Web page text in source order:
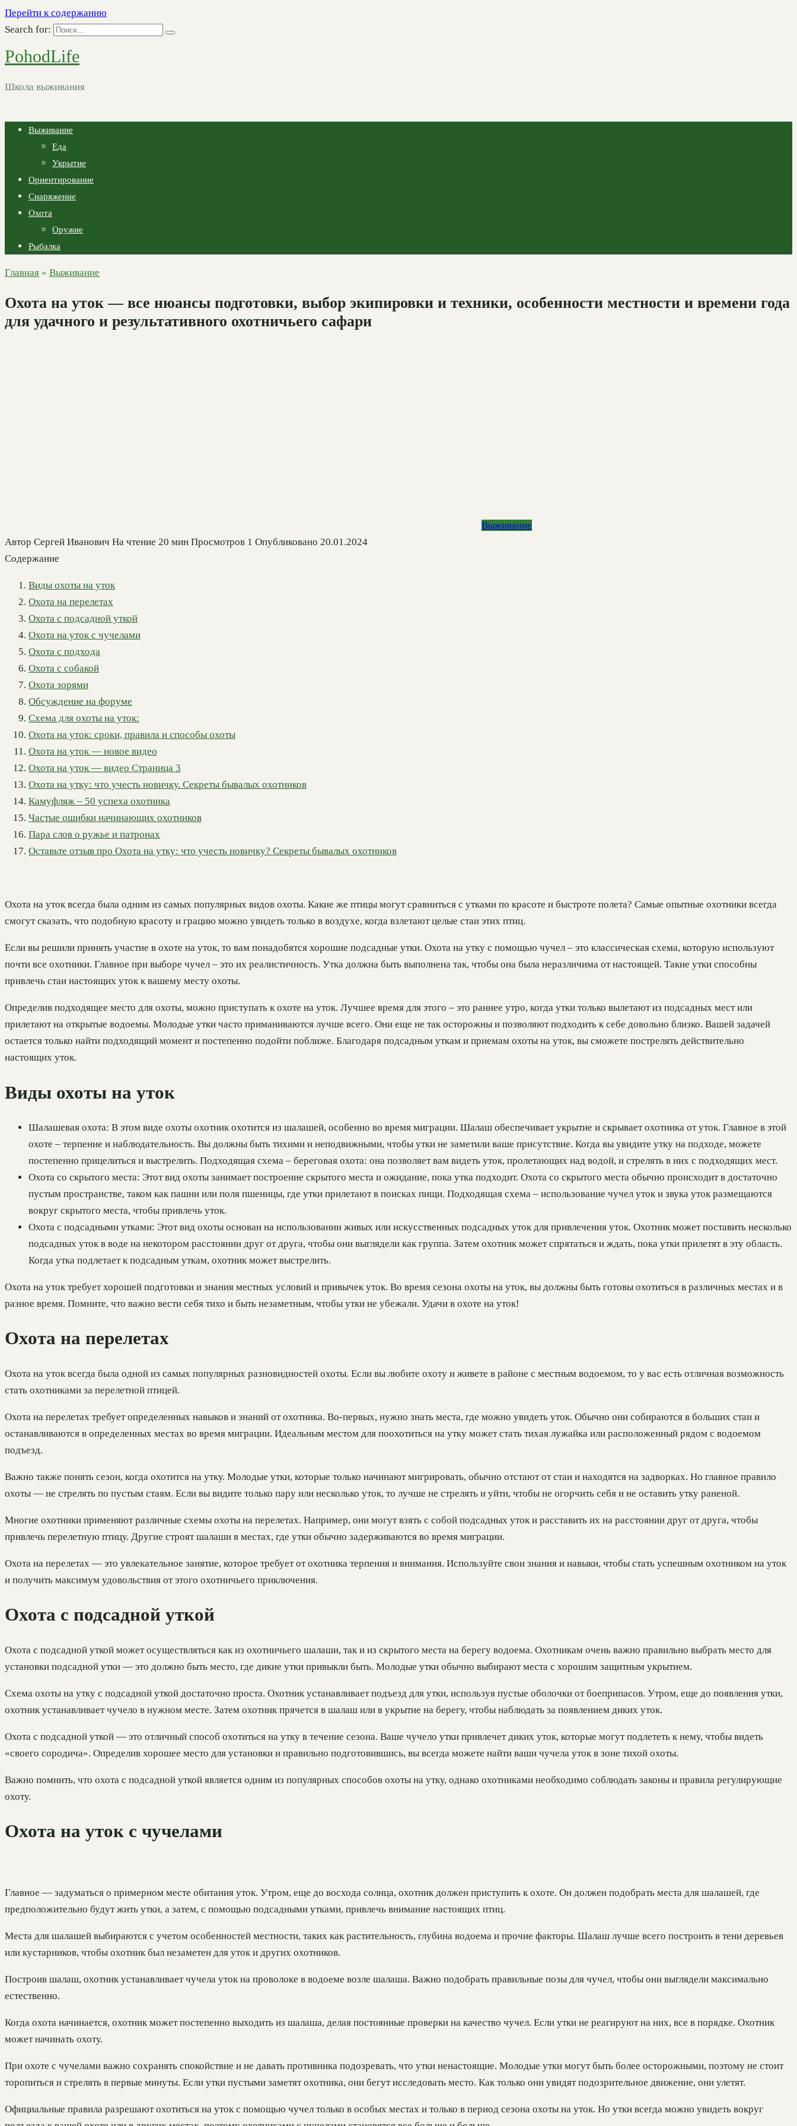
Перейти к содержанию
Search for:
PohodLife
Школа выживания
Выживание
Еда
Укрытие
Ориентирование
Снаряжение
Охота
Оружие
Рыбалка
Главная » Выживание
Охота на уток — все нюансы подготовки, выбор экипировки и техники, особенности местности и времени года
для удачного и результативного охотничьего сафари
Выживание
Автор Сергей Иванович На чтение 20 мин Просмотров 1 Опубликовано 20.01.2024
Содержание
Виды охоты на уток
Охота на перелетах
Охота с подсадной уткой
Охота на уток с чучелами
Охота с подхода
Охота с собакой
Охота зорями
Обсуждение на форуме
Схема для охоты на уток:
Охота на уток: сроки, правила и способы охоты
Охота на уток — новое видео
Охота на уток — видео Страница 3
Охота на утку: что учесть новичку. Секреты бывалых охотников
Камуфляж – 50 успеха охотника
Частые ошибки начинающих охотников
Пара слов о ружье и патронах
Оставьте отзыв про Охота на утку: что учесть новичку? Секреты бывалых охотников
Охота на уток всегда была одним из самых популярных видов охоты. Какие же птицы могут сравниться с утками по красоте и быстроте полета? Самые опытные охотники всегда
смогут сказать, что подобную красоту и грацию можно увидеть только в воздухе, когда взлетают целые стаи этих птиц.
Если вы решили принять участие в охоте на уток, то вам понадобятся хорошие подсадные утки. Охота на утку с помощью чучел – это классическая схема, которую используют
почти все охотники. Главное при выборе чучел – это их реалистичность. Утка должна быть выполнена так, чтобы она была неразличима от настоящей. Такие утки способны
привлечь стаи настоящих уток к вашему месту охоты.
Определив подходящее место для охоты, можно приступать к охоте на уток. Лучшее время для этого – это раннее утро, когда утки только вылетают из подсадных мест или
прилетают на открытые водоемы. Молодые утки часто приманиваются лучше всего. Они еще не так осторожны и позволяют подходить к себе довольно близко. Вашей задачей
остается только найти подходящий момент и постепенно подойти поближе. Благодаря подсадным уткам и приемам охоты на уток, вы сможете пострелять действительно
настоящих уток.
Виды охоты на уток
Шалашевая охота: В этом виде охоты охотник охотится из шалашей, особенно во время миграции. Шалаш обеспечивает укрытие и скрывает охотника от уток. Главное в этой
охоте – терпение и наблюдательность. Вы должны быть тихими и неподвижными, чтобы утки не заметили ваше присутствие. Когда вы увидите утку на подходе, можете
постепенно прицелиться и выстрелить. Подходящая схема – береговая охота: она позволяет вам видеть уток, пролетающих над водой, и стрелять в них с подходящих мест.
Охота со скрытого места: Этот вид охоты занимает построение скрытого места и ожидание, пока утка подходит. Охота со скрытого места обычно происходит в достаточно
пустым пространстве, таком как пашни или поля пшеницы, где утки прилетают в поисках пищи. Подходящая схема – использование чучел уток и звука уток размещаются
вокруг скрытого места, чтобы привлечь уток.
Охота с подсадными утками: Этот вид охоты основан на использовании живых или искусственных подсадных уток для привлечения уток. Охотник может поставить несколько
подсадных уток в воде на некотором расстоянии друг от друга, чтобы они выглядели как группа. Затем охотник может спрятаться и ждать, пока утки прилетят в эту область.
Когда утка подлетает к подсадным уткам, охотник может выстрелить.
Охота на уток требует хорошей подготовки и знания местных условий и привычек уток. Во время сезона охоты на уток, вы должны быть готовы охотиться в различных местах и в
разное время. Помните, что важно вести себя тихо и быть незаметным, чтобы утки не убежали. Удачи в охоте на уток!
Охота на перелетах
Охота на уток всегда была одной из самых популярных разновидностей охоты. Если вы любите охоту и живете в районе с местным водоемом, то у вас есть отличная возможность
стать охотниками за перелетной птицей.
Охота на перелетах требует определенных навыков и знаний от охотника. Во-первых, нужно знать места, где можно увидеть уток. Обычно они собираются в больших стаи и
останавливаются в определенных местах во время миграции. Идеальным местом для поохотиться на утку может стать тихая лужайка или расположенный рядом с водоемом
подъезд.
Важно также понять сезон, когда охотится на утку. Молодые утки, которые только начинают мигрировать, обычно отстают от стаи и находятся на задворках. Но главное правило
охоты — не стрелять по пустым стаям. Если вы видите только пару или несколько уток, то лучше не стрелять и уйти, чтобы не огорчить себя и не оставить утку раненой.
Многие охотники применяют различные схемы охоты на перелетах. Например, они могут взять с собой подсадных уток и расставить их на расстоянии друг от друга, чтобы
привлечь перелетную птицу. Другие строят шалаши в местах, где утки обычно задерживаются во время миграции.
Охота на перелетах — это увлекательное занятие, которое требует от охотника терпения и внимания. Используйте свои знания и навыки, чтобы стать успешным охотником на уток
и получить максимум удовольствия от этого охотничьего приключения.
Охота с подсадной уткой
Охота с подсадной уткой может осуществляться как из охотничьего шалаши, так и из скрытого места на берегу водоема. Охотникам очень важно правильно выбрать место для
установки подсадной утки — это должно быть место, где дикие утки привыкли быть. Молодые утки обычно выбирают места с хорошим защитным укрытием.
Схема охоты на утку с подсадной уткой достаточно проста. Охотник устанавливает подъезд для утки, используя пустые оболочки от боеприпасов. Утром, еще до появления утки,
охотник устанавливает чучело в нужном месте. Затем охотник прячется в шалаш или в укрытие на берегу, чтобы наблюдать за появлением диких уток.
Охота с подсадной уткой — это отличный способ охотиться на утку в течение сезона. Ваше чучело утки привлечет диких уток, которые могут подлететь к нему, чтобы видеть
«своего сородича». Определив хорошее место для установки и правильно подготовившись, вы всегда можете найти ваши чучела уток в зоне тихой охоты.
Важно помнить, что охота с подсадной уткой является одним из популярных способов охоты на утку, однако охотниками необходимо соблюдать законы и правила регулирующие
охоту.
Охота на уток с чучелами
Главное — задуматься о примерном месте обитания уток. Утром, еще до восхода солнца, охотник должен приступить к охоте. Он должен подобрать места для шалашей, где
предположительно будут жить утки, а затем, с помощью подсадными утками, привлечь внимание настоящих птиц.
Места для шалашей выбираются с учетом особенностей местности, таких как растительность, глубина водоема и прочие факторы. Шалаш лучше всего построить в тени деревьев
или кустарников, чтобы охотник был незаметен для уток и других охотников.
Построив шалаш, охотник устанавливает чучела уток на проволоке в водоеме возле шалаша. Важно подобрать правильные позы для чучел, чтобы они выглядели максимально
естественно.
Когда охота начинается, охотник может постепенно выходить из шалаша, делая постоянные проверки на качество чучел. Если утки не реагируют на них, все в порядке. Охотник
может начинать охоту.
При охоте с чучелами важно сохранять спокойствие и не давать противника подозревать, что утки ненастоящие. Молодые утки могут быть более осторожными, поэтому не стоит
торопиться и стрелять в первые минуты. Если утки пустыми заметят охотника, они бегут исследовать место. Как только они увидят подозрительное движение, они улетят.
Официальные правила разрешают охотиться на уток с помощью чучел только в особых местах и только в период сезона охоты на уток. Но утки всегда можно увидеть вокруг